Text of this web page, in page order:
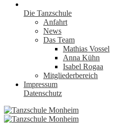
Die Tanzschule
Anfahrt
News
Das Team
Mathias Vossel
Anna Kühn
Isabel Rogaa
Mitgliederbereich
Impressum
Datenschutz